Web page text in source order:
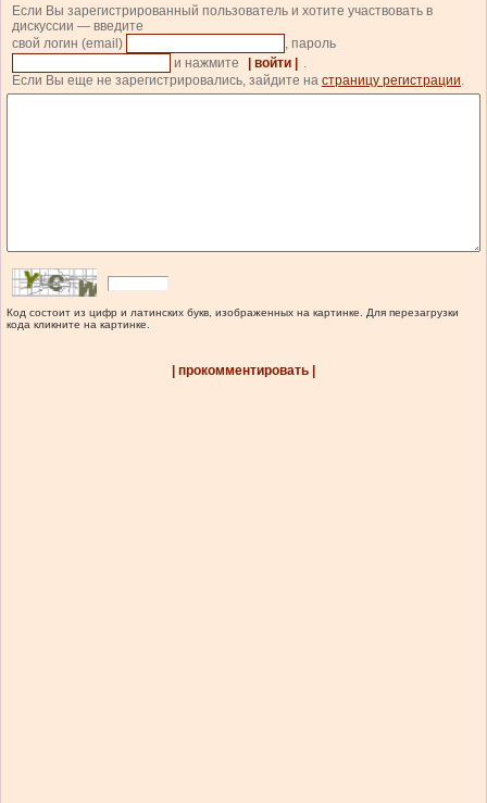
Если Вы зарегистрированный пользователь и хотите участвовать в
дискуссии — введите
свой логин (email)
, пароль
и нажмите
| войти |
.
Если Вы еще не зарегистрировались, зайдите на страницу регистрации.
Код состоит из цифр и латинских букв, изображенных на картинке. Для перезагрузки
кода кликните на картинке.
| прокомментировать |